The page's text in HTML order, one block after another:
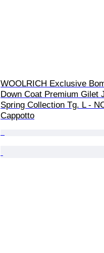
WOOLRICH Exclusive
Down Coat Premium Gilet
Spring Collection Tg. L -
Cappotto